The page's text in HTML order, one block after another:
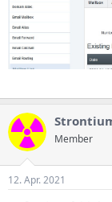
Member
12. Apr. 2021